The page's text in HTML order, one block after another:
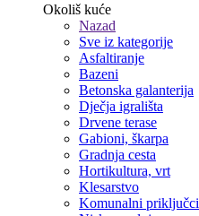
Okoliš kuće
Nazad
Sve iz kategorije
Asfaltiranje
Bazeni
Betonska galanterija
Dječja igrališta
Drvene terase
Gabioni, škarpa
Gradnja cesta
Hortikultura, vrt
Klesarstvo
Komunalni priključci